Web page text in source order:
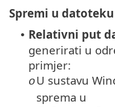
Spremi u datoteku
• Relativni put
generirati u
primjer:
oU sustavu
sprema u